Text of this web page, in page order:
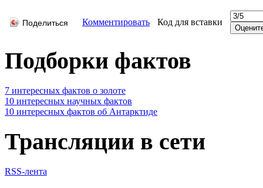
Поделиться Комментировать Код для вставки
Подборки фактов
7 интересных фактов о золоте
10 интересных научных фактов
10 интересных фактов об Антарктиде
Трансляции в сети
RSS-лента